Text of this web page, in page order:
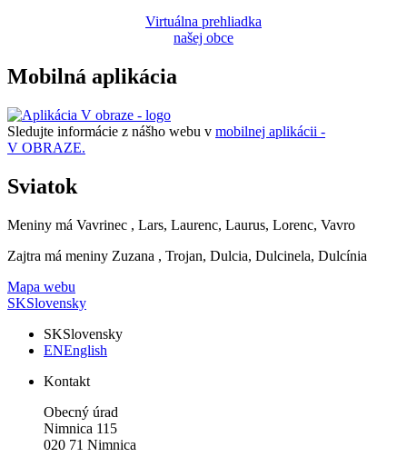
Virtuálna prehliadka
našej obce
Mobilná aplikácia
Sledujte informácie z nášho webu v mobilnej aplikácii -
V OBRAZE.
Sviatok
Meniny má Vavrinec , Lars, Laurenc, Laurus, Lorenc, Vavro
Zajtra má meniny Zuzana , Trojan, Dulcia, Dulcinela, Dulcínia
Mapa webu
SKSlovensky
SKSlovensky
ENEnglish
Kontakt
Obecný úrad
Nimnica 115
020 71 Nimnica